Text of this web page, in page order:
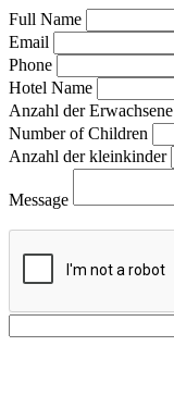
Full Name
Email
Phone
Hotel Name
Anzahl der Erwachsene
Number of Children
Anzahl der kleinkinder
Message